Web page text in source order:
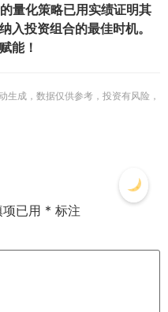
量化策略已用实绩证明其
入投资组合的最佳时机。
能！
生成，数据仅供参考，投资有风险，
项已用 * 标注